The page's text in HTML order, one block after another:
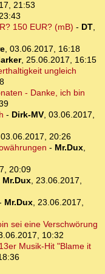
21:53
150 EUR? (mB) - DT,
, 03.06.2017, 16:18
, 25.06.2017, 16:15
ungleich
- Danke, ich bin
- Dirk-MV, 03.06.2017,
03.06.2017, 20:26
- Mr.Dux,
20:09
Mr.Dux, 23.06.2017,
Mr.Dux, 23.06.2017,
sei eine Verschwörung
10:32
Musik-Hit "Blame it